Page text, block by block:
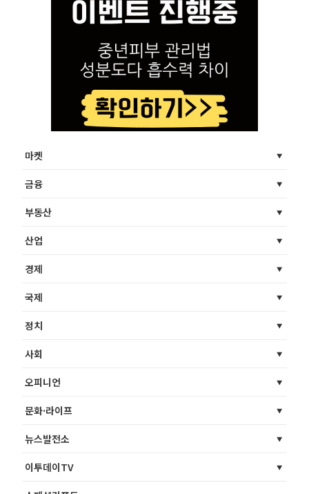
마켓
금융
부동산
산업
경제
국제
정치
사회
오피니언
문화·라이프
뉴스발전소
이투데이TV